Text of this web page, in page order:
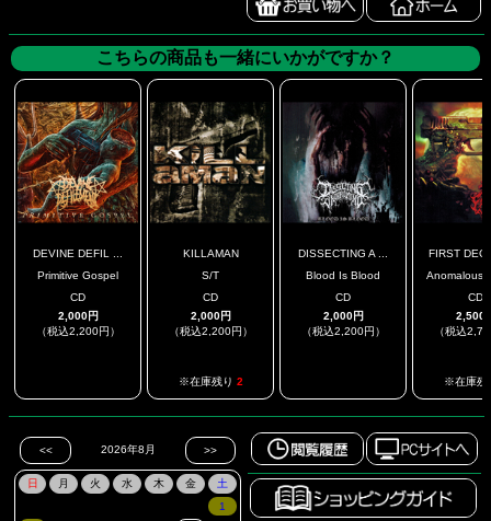
こちらの商品も一緒にいかがですか？
DEVINE DEFIL ...
Primitive Gospel
CD
2,000円
（税込2,200円）
KILLAMAN
S/T
CD
2,000円
（税込2,200円）
※在庫残り 2
DISSECTING A ...
Blood Is Blood
CD
2,000円
（税込2,200円）
FIRST
Anomalous
CD
2,500
（税込
※在庫残